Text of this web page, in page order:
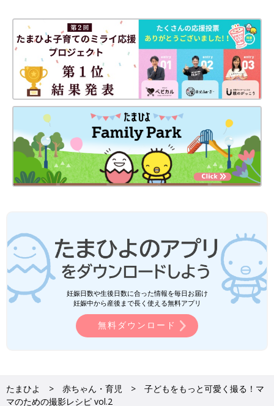
妊娠日数や生後日数に合った情報を毎日お届け
妊娠中から産後まで長く使える無料アプリ
無料ダウンロード
たまひよ 赤ちゃん・育児
子どもをもっと可愛く撮る！マ
マのための撮影レシピ vol.2